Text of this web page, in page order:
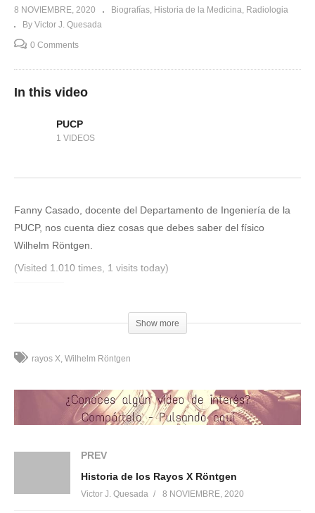
8 NOVIEMBRE, 2020 Biografías Historia de la Medicina Radiologia
By Victor J. Quesada
0 Comments
In this video
PUCP
1 VIDEOS
Fanny Casado, docente del Departamento de Ingeniería de la
PUCP, nos cuenta diez cosas que debes saber del físico
Wilhelm Röntgen.
(Visited 1.010 times, 1 visits today)
Show more
rayos X Wilhelm Röntgen
PREV
Historia de los Rayos X Röntgen
Victor J. Quesada 8 NOVIEMBRE, 2020